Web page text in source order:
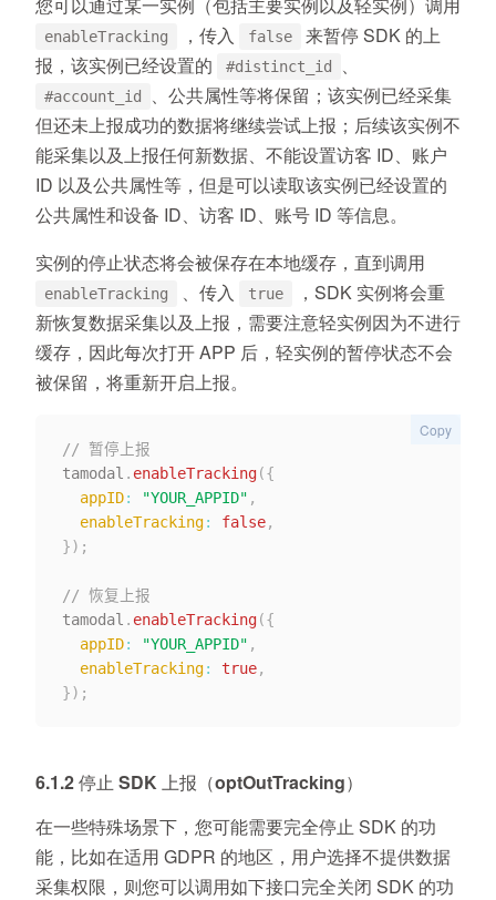
enableTracking ，传入 false
来暂停 SDK 的上
报，该实例已经设置的
#distinct_id 、
#account_id
、公共属性等将保留；该实例已经采集
但还未上报成功的数据将继续尝试上报；后续该实例不
能采集以及上报任何新数据、不能设置访客 ID、账户
ID 以及公共属性等，但是可以读取该实例已经设置的
公共属性和设备 ID、访客 ID、账号 ID 等信息。
实例的停止状态将会被保存在本地缓存，直到调用
enableTracking 、传入 true
，SDK 实例将会重
新恢复数据采集以及上报，需要注意轻实例因为不进行
缓存，因此每次打开 APP 后，轻实例的暂停状态不会
被保留，将重新开启上报。
// 暂停上报
tamodal . enableTracking({
appID: "YOUR_APPID" ,
enableTracking: false,
}) ;
// 恢复上报
tamodal . enableTracking({
appID: "YOUR_APPID" ,
enableTracking: true,
}) ;
Copy
6.1.2 停止 SDK 上报（optOutTracking）
在一些特殊场景下，您可能需要完全停止 SDK 的功
能，比如在适用 GDPR 的地区，用户选择不提供数据
采集权限，则您可以调用如下接口完全关闭 SDK 的功